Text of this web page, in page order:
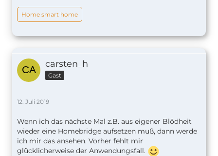
Home smart home
carsten_h
Gast
12. Juli 2019
Wenn ich das nächste Mal z.B. aus eigener Blödheit
wieder eine Homebridge aufsetzen muß, dann werde
ich mir das ansehen. Vorher fehlt mir
glücklicherweise der Anwendungsfall.